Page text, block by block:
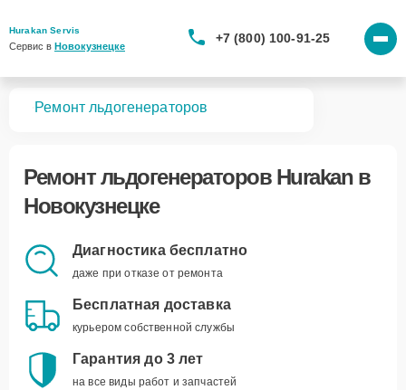
Hurakan Servis
Сервис в Новокузнецке
+7 (800) 100-91-25
Ремонт льдогенераторов
Ремонтльдогенераторов Hurakanв
Новокузнецке
Диагностика бесплатно
даже при отказе от ремонта
Бесплатная доставка
курьером собственной службы
Гарантия до 3 лет
на все виды работ и запчастей